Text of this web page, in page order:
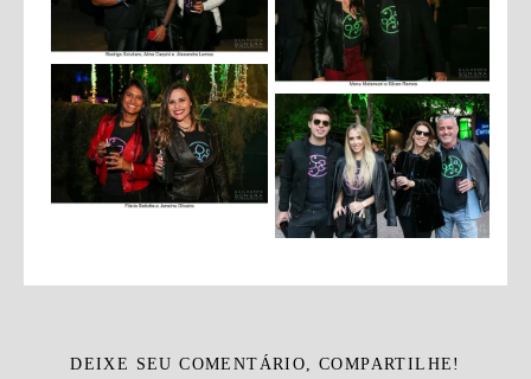
DEIXE SEU COMENTÁRIO, COMPARTILHE!